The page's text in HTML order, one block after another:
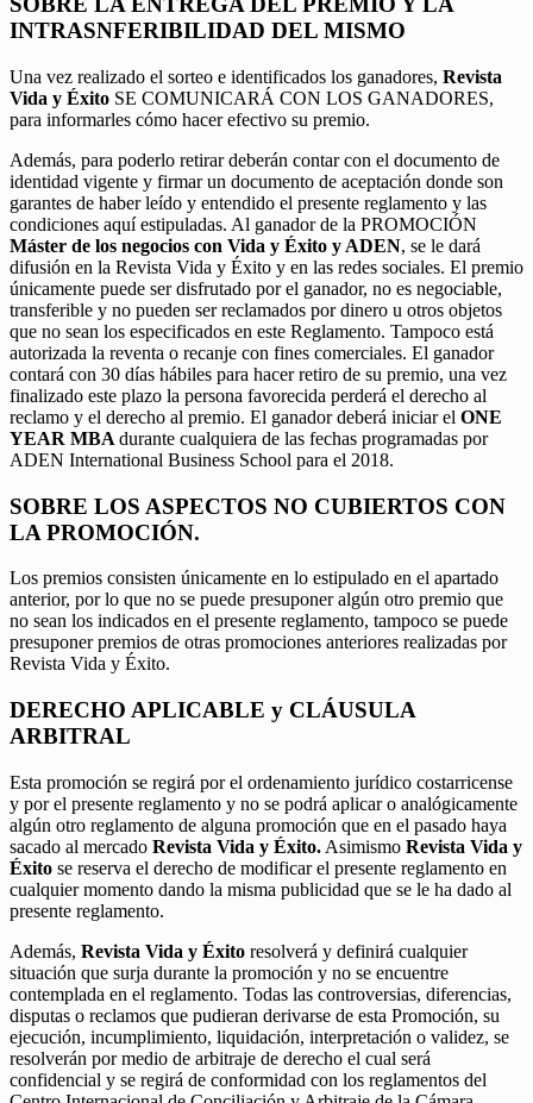
INTRASNFERIBILIDAD DEL MISMO
Una vez realizado el sorteo e identificados los ganadores, Revista
Vida y Éxito SE COMUNICARÁ CON LOS GANADORES,
para informarles cómo hacer efectivo su premio.
Además, para poderlo retirar deberán contar con el documento de
identidad vigente y firmar un documento de aceptación donde son
garantes de haber leído y entendido el presente reglamento y las
condiciones aquí estipuladas. Al ganador de la PROMOCIÓN
Máster de los negocios con Vida y Éxito y ADEN, se le dará
difusión en la Revista Vida y Éxito y en las redes sociales. El premio
únicamente puede ser disfrutado por el ganador, no es negociable,
transferible y no pueden ser reclamados por dinero u otros objetos
que no sean los especificados en este Reglamento. Tampoco está
autorizada la reventa o recanje con fines comerciales. El ganador
contará con 30 días hábiles para hacer retiro de su premio, una vez
finalizado este plazo la persona favorecida perderá el derecho al
reclamo y el derecho al premio. El ganador deberá iniciar el ONE
YEAR MBA durante cualquiera de las fechas programadas por
ADEN International Business School para el 2018.
SOBRE LOS ASPECTOS NO CUBIERTOS CON
LA PROMOCIÓN.
Los premios consisten únicamente en lo estipulado en el apartado
anterior, por lo que no se puede presuponer algún otro premio que
no sean los indicados en el presente reglamento, tampoco se puede
presuponer premios de otras promociones anteriores realizadas por
Revista Vida y Éxito.
DERECHO APLICABLE y CLÁUSULA
ARBITRAL
Esta promoción se regirá por el ordenamiento jurídico costarricense
y por el presente reglamento y no se podrá aplicar o analógicamente
algún otro reglamento de alguna promoción que en el pasado haya
sacado al mercado Revista Vida y Éxito. Asimismo Revista Vida y
Éxito se reserva el derecho de modificar el presente reglamento en
cualquier momento dando la misma publicidad que se le ha dado al
presente reglamento.
Además, Revista Vida y Éxito resolverá y definirá cualquier
situación que surja durante la promoción y no se encuentre
contemplada en el reglamento. Todas las controversias, diferencias,
disputas o reclamos que pudieran derivarse de esta Promoción, su
ejecución, incumplimiento, liquidación, interpretación o validez, se
resolverán por medio de arbitraje de derecho el cual será
confidencial y se regirá de conformidad con los reglamentos del